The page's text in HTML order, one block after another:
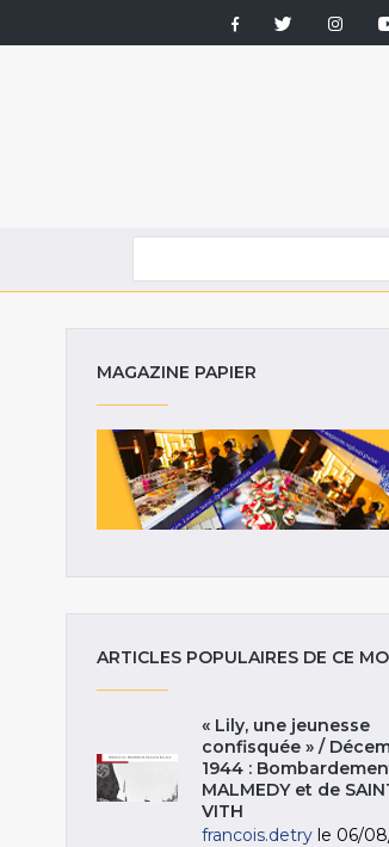
MAGAZINE PAPIER
ARTICLES POPULAIRES DE CE
« Lily, une jeunesse
confisquée » /
1944 :
MALMEDY et de
VITH
francois.detry le 06/